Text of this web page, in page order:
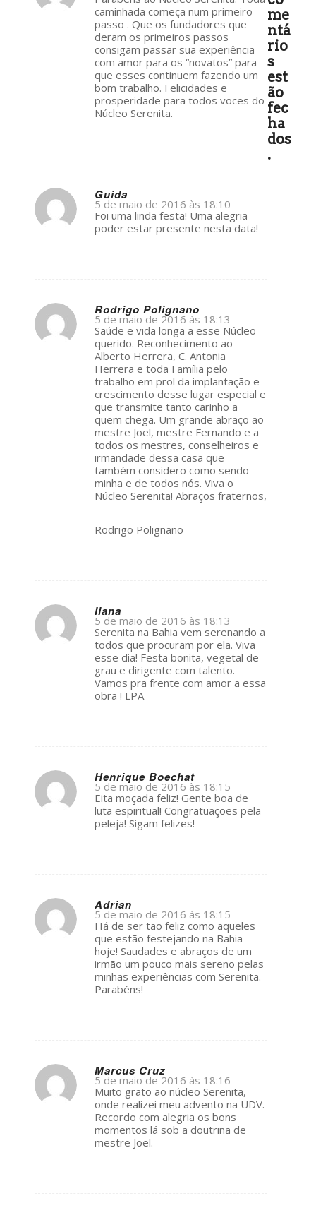
ays:
caminhada começa num primeiro
passo . Que os fundadores que
deram os primeiros passos
consigam passar sua experiência
com amor para os “novatos” para
que esses continuem fazendo um
bom trabalho. Felicidades e
prosperidade para todos voces do
Núcleo Serenita.
Guida
s
ays:
5 de maio de 2016 às 18:10
Foi uma linda festa! Uma alegria
poder estar presente nesta data!
Rodrigo Polignano
s
ays:
5 de maio de 2016 às 18:13
Saúde e vida longa a esse Núcleo
querido. Reconhecimento ao
Alberto Herrera, C. Antonia
Herrera e toda Família pelo
trabalho em prol da implantação e
crescimento desse lugar especial e
que transmite tanto carinho a
quem chega. Um grande abraço ao
mestre Joel, mestre Fernando e a
todos os mestres, conselheiros e
irmandade dessa casa que
também considero como sendo
minha e de todos nós. Viva o
Núcleo Serenita! Abraços fraternos,
Rodrigo Polignano
Ilana
s
ays:
5 de maio de 2016 às 18:13
Serenita na Bahia vem serenando a
todos que procuram por ela. Viva
esse dia! Festa bonita, vegetal de
grau e dirigente com talento.
Vamos pra frente com amor a essa
obra ! LPA
Henrique Boechat
s
ays:
5 de maio de 2016 às 18:15
Eita moçada feliz! Gente boa de
luta espiritual! Congratuações pela
peleja! Sigam felizes!
Adrian
s
ays:
5 de maio de 2016 às 18:15
Há de ser tão feliz como aqueles
que estão festejando na Bahia
hoje! Saudades e abraços de um
irmão um pouco mais sereno pelas
minhas experiências com Serenita.
Parabéns!
Marcus Cruz
s
ays:
5 de maio de 2016 às 18:16
Muito grato ao núcleo Serenita,
onde realizei meu advento na UDV.
Recordo com alegria os bons
momentos lá sob a doutrina de
mestre Joel.
me
ntá
rio
s
est
ão
fec
ha
dos
.